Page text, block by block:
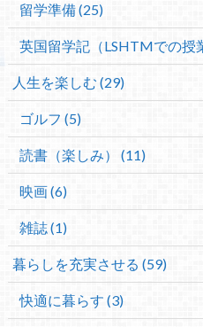
留学準備 (25)
英国留学記（LSHTMでの授
人生を楽しむ (29)
ゴルフ (5)
読書（楽しみ） (11)
映画 (6)
雑誌 (1)
暮らしを充実させる (59)
快適に暮らす (3)